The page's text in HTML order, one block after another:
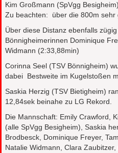
Kim Großmann (SpVgg
Zu beachten: über die 800m sehr
Über diese Distanz ebenfalls
Bönnigheimerinnen Dominique
Widmann (2:33,88min)
Corinna Seel (TSV Bönnigheim)
dabei Bestweite im Kugelstoßen
Saskia Herzig (TSV Bietigheim)
12,84sek beinahe zu LG Rekord.
Die Mannschaft: Emily Crawford,
(alle SpVgg Besigheim), Saskia
Brodbesck, Dominique Freyer,
Natalie Widmann, Clara